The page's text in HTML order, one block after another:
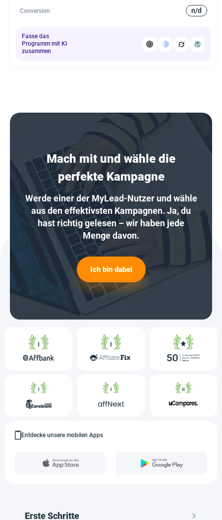
Conversion n/d
Fasse das
Programm mit KI
zusammen
Mach mit und wähle die
perfekte Kampagne
Werde einer der MyLead-Nutzer und wähle
aus den effektivsten Kampagnen. Ja, du
hast richtig gelesen – wir haben jede
Menge davon.
Ich bin dabei
Entdecke unsere mobilen Apps
Erste Schritte